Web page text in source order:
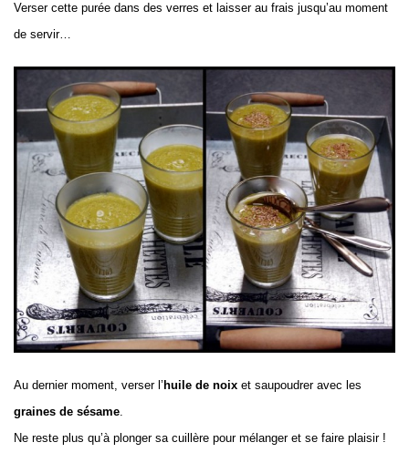
Verser cette purée dans des verres et laisser au frais jusqu’au moment
de servir…
Au dernier moment, verser l’huile de noix et saupoudrer avec les
graines de sésame
Ne reste plus qu’à plonger sa cuillère pour mélanger et se faire plaisir !